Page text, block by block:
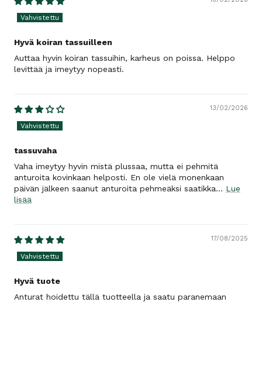
Hyvä koiran tassuilleen
Auttaa hyvin koiran tassuihin, karheus on poissa. Helppo
levittää ja imeytyy nopeasti.
13/02/2026
tassuvaha
Vaha imeytyy hyvin mistä plussaa, mutta ei pehmitä
anturoita kovinkaan helposti. En ole vielä monenkaan
päivän jälkeen saanut anturoita pehmeäksi saatikka... Lue
lisää
17/08/2025
Hyvä tuote
Anturat hoidettu tällä tuotteella ja saatu paranemaan